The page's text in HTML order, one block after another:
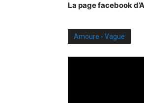
La page facebook
Amoure - Vague